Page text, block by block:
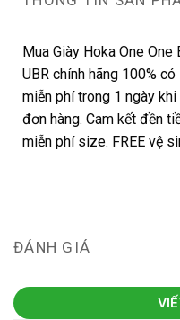
Mua Giày Hoka One One
UBR chính hãng 100%
miễn phí trong 1 ngày
đơn hàng. Cam kết đền
miễn phí size. FREE vệ
ĐÁNH GIÁ